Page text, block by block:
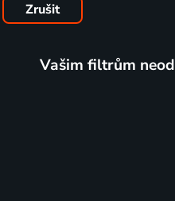
Zrušit
Vašim filtrům